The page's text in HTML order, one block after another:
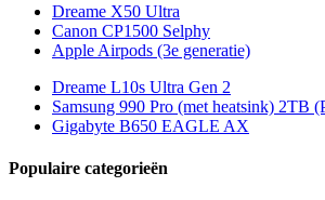
Dreame X50 Ultra
Canon CP1500 Selphy
Apple Airpods (3e generatie)
Dreame L10s Ultra Gen 2
Samsung 990 Pro (met heatsink) 2TB
Gigabyte B650 EAGLE AX
Populaire categorieën